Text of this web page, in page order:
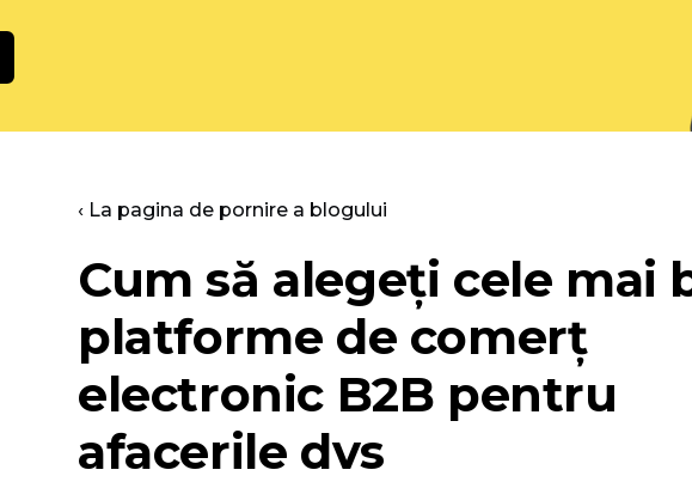
‹ La pagina de pornire a blogului
Cum să alegeți cele mai
platforme de comerț
electronic B2B pentru
afacerile dvs